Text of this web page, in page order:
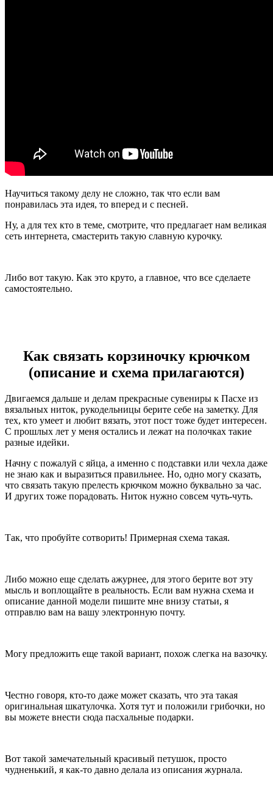
Научиться такому делу не сложно, так что если вам
понравилась эта идея, то вперед и с песней.
Ну, а для тех кто в теме, смотрите, что предлагает нам великая
сеть интернета, смастерить такую славную курочку.
Либо вот такую. Как это круто, а главное, что все сделаете
самостоятельно.
Как связать корзиночку крючком
(описание и схема прилагаются)
Двигаемся дальше и делам прекрасные сувениры к Пасхе из
вязальных ниток, рукодельницы берите себе на заметку. Для
тех, кто умеет и любит вязать, этот пост тоже будет интересен.
С прошлых лет у меня остались и лежат на полочках такие
разные идейки.
Начну с пожалуй с яйца, а именно с подставки или чехла даже
не знаю как и выразиться правильнее. Но, одно могу сказать,
что связать такую прелесть крючком можно буквально за час.
И других тоже порадовать. Ниток нужно совсем чуть-чуть.
Так, что пробуйте сотворить! Примерная схема такая.
Либо можно еще сделать ажурнее, для этого берите вот эту
мысль и воплощайте в реальность. Если вам нужна схема и
описание данной модели пишите мне внизу статьи, я
отправлю вам на вашу электронную почту.
Могу предложить еще такой вариант, похож слегка на вазочку.
Честно говоря, кто-то даже может сказать, что эта такая
оригинальная шкатулочка. Хотя тут и положили грибочки, но
вы можете внести сюда пасхальные подарки.
Вот такой замечательный красивый петушок, просто
чудненький, я как-то давно делала из описания журнала.